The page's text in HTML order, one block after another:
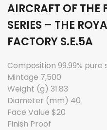
AIRCRAFT OF THE
SERIES – THE
FACTORY S.E.5A
Composition 99.99% pure
Mintage 7,500
Weight (g) 31.83
Diameter (mm) 40
Face Value $20
Finish Proof